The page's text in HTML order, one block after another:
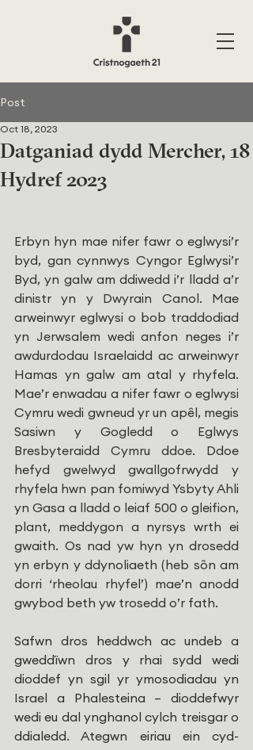
Post
Datganiad dydd Mercher, 18
Hydref 2023
Oct 18, 2023
Erbyn hyn mae nifer fawr o eglwysi’r
byd, gan cynnwys Cyngor Eglwysi’r
Byd, yn galw am ddiwedd i’r lladd a’r
dinistr yn y Dwyrain Canol. Mae
arweinwyr eglwysi o bob traddodiad
yn Jerwsalem wedi anfon neges i’r
awdurdodau Israelaidd ac arweinwyr
Hamas yn galw am atal y rhyfela.
Mae’r enwadau a nifer fawr o eglwysi
Cymru wedi gwneud yr un apêl, megis
Sasiwn y Gogledd o Eglwys
Bresbyteraidd Cymru ddoe. Ddoe
hefyd gwelwyd gwallgofrwydd y
rhyfela hwn pan fomiwyd Ysbyty Ahli
yn Gasa a lladd o leiaf 500 o gleifion,
plant, meddygon a nyrsys wrth ei
gwaith. Os nad yw hyn yn drosedd
yn erbyn y ddynoliaeth (heb sôn am
dorri ‘rheolau rhyfel’) mae’n anodd
gwybod beth yw trosedd o’r fath.
Safwn dros heddwch ac undeb a
gweddïwn dros y rhai sydd wedi
dioddef yn sgil yr ymosodiadau yn
Israel a Phalesteina – dioddefwyr
wedi eu dal ynghanol cylch treisgar o
ddialedd. Ategwn eiriau ein cyd-